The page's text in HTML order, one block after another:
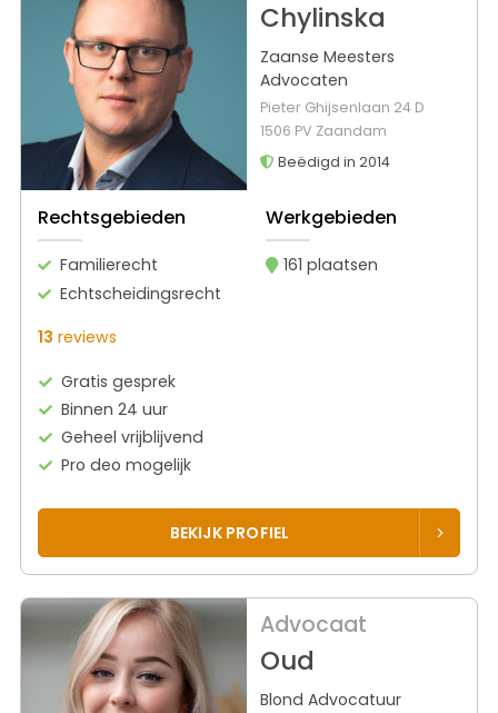
Chylinska
Zaanse Meesters
Advocaten
Pieter Ghijsenlaan 24 D
1506 PV Zaandam
Beëdigd in 2014
Rechtsgebieden
Familierecht
Echtscheidingsrecht
Werkgebieden
161 plaatsen
13 reviews
Gratis gesprek
Binnen 24 uur
Geheel vrijblijvend
Pro deo mogelijk
BEKIJK PROFIEL
Advocaat
Oud
Blond Advocatuur